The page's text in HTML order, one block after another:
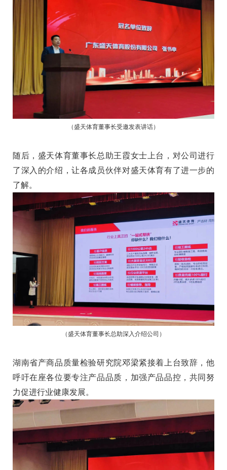
（盛天体育董事长受邀发表讲话）
随后，盛天体育董事长总助王霞女士上台，对公司进行
了深入的介绍，让各成员伙伴对盛天体育有了进一步的
了解。
（盛天体育董事长总助深入介绍公司）
湖南省产商品质量检验研究院邓梁紧接着上台致辞，他
呼吁在座各位要专注产品品质，加强产品品控，共同努
力促进行业健康发展。